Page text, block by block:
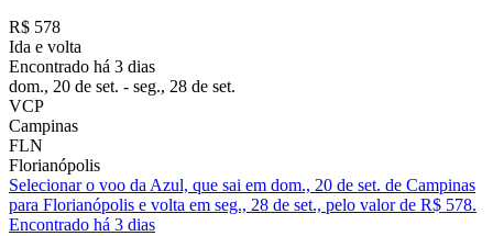
R$ 578
Ida e volta
Encontrado há 3 dias
dom., 20 de set. - seg., 28 de set.
VCP
Campinas
FLN
Florianópolis
Selecionar o voo da Azul, que sai em dom., 20 de set. de Campinas
para Florianópolis e volta em seg., 28 de set., pelo valor de R$ 578.
Encontrado há 3 dias